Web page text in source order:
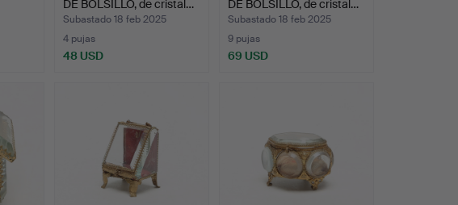
DE BOLSILLO, de cristal…
Subastado 18 feb 2025
4 pujas
48 USD
DE BOLSILLO, de cristal…
Subastado 18 feb 2025
9 pujas
69 USD